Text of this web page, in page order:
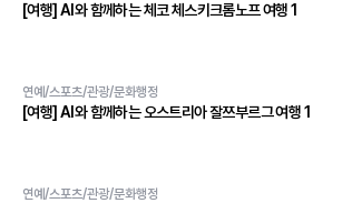
[여행] AI와 함께하는 체코 체스키크롬노프 여행 1
연예/스포츠/관광/문화행정
[여행] AI와 함께하는 오스트리아 잘쯔부르그 여행 1
연예/스포츠/관광/문화행정